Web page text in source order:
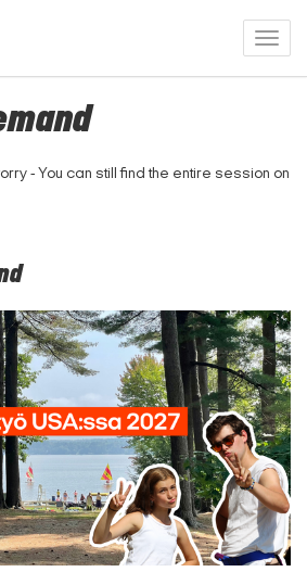
- You can still find the entire session on